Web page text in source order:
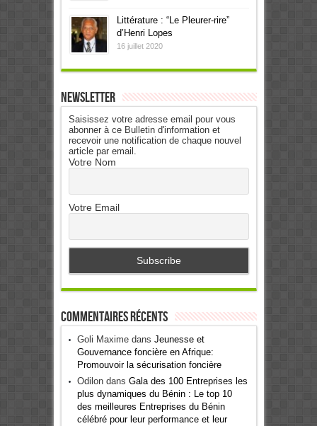
Littérature : “Le Pleurer-rire”
d’Henri Lopes
16 juillet 2020
Newsletter
Saisissez votre adresse email pour vous
abonner à ce Bulletin d'information et
recevoir une notification de chaque nouvel
article par email.
Votre Nom
Votre Email
Commentaires récents
Goli Maximedans Jeunesse et
Gouvernance foncière en Afrique:
Promouvoir la sécurisation foncière
Odilondans Gala des 100 Entreprises les
plus dynamiques du Bénin : Le top 10
des meilleures Entreprises du Bénin
célébré pour leur performance et leur